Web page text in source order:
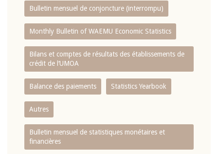
Bulletin mensuel de conjoncture (interrompu)
Monthly Bulletin of WAEMU Economic Statistics
Bilans et comptes de résultats des établissements de
crédit de l‘UMOA
Balance des paiements Statistics Yearbook
Autres
Bulletin mensuel de statistiques monétaires et
financières